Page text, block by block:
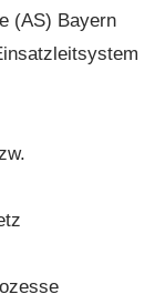
(AS) Bayern